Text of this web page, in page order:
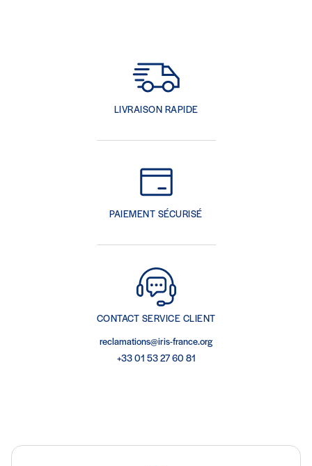
LIVRAISON RAPIDE
PAIEMENT SÉCURISÉ
CONTACT SERVICE CLIENT
reclamations@iris-france.org
+33 01 53 27 60 81